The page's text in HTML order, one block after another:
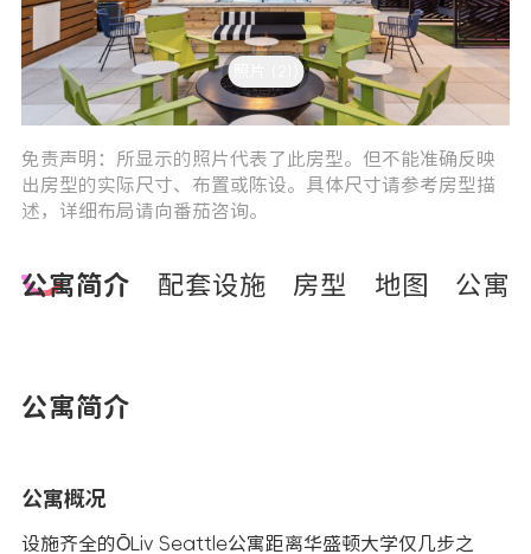
免责声明：所显示的照片代表了此房型。但不能准确反映
出房型的实际尺寸、布置或陈设。具体尺寸请参考房型描
述，详细布局请向番茄咨询。
公寓简介 配套设施 房型 地图 公寓
公寓简介
公寓概况
设施齐全的ŌLiv Seattle公寓距离华盛顿大学仅几步之